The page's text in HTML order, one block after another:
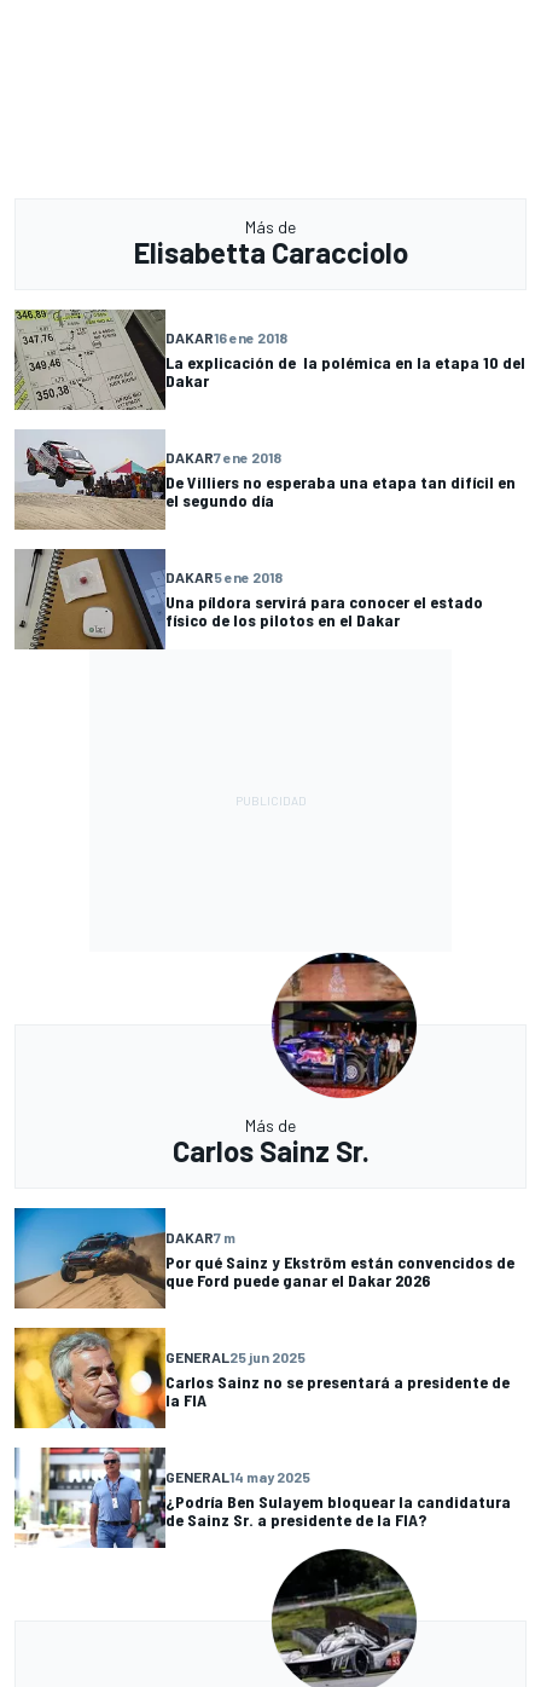
Más de
Elisabetta Caracciolo
DAKAR16 ene 2018
La explicación de la polémica en la etapa 10 del
Dakar
DAKAR7 ene 2018
De Villiers no esperaba una etapa tan difícil en
el segundo día
DAKAR5 ene 2018
Una píldora servirá para conocer el estado
físico de los pilotos en el Dakar
Más de
Carlos Sainz Sr.
DAKAR7 m
Por qué Sainz y Ekström están convencidos de
que Ford puede ganar el Dakar 2026
GENERAL 25 jun 2025
Carlos Sainz no se presentará a presidente de
la FIA
GENERAL14 may 2025
¿Podría Ben Sulayem bloquear la candidatura
de Sainz Sr. a presidente de la FIA?